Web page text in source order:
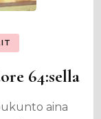
64:sella
aina